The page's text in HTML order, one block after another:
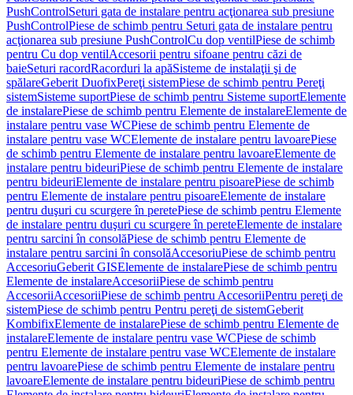
PushControlSeturi gata de instalare pentru acţionarea sub presiune
PushControlPiese de schimb pentru Seturi gata de instalare pentru
acţionarea sub presiune PushControlCu dop ventilPiese de schimb
pentru Cu dop ventilAccesorii pentru sifoane pentru căzi de
baieSeturi racordRacorduri la apăSisteme de instalaţii şi de
spălareGeberit DuofixPereţi sistemPiese de schimb pentru Pereţi
sistemSisteme suportPiese de schimb pentru Sisteme suportElemente
de instalarePiese de schimb pentru Elemente de instalareElemente de
instalare pentru vase WCPiese de schimb pentru Elemente de
instalare pentru vase WCElemente de instalare pentru lavoarePiese
de schimb pentru Elemente de instalare pentru lavoareElemente de
instalare pentru bideuriPiese de schimb pentru Elemente de instalare
pentru bideuriElemente de instalare pentru pisoarePiese de schimb
pentru Elemente de instalare pentru pisoareElemente de instalare
pentru duşuri cu scurgere în peretePiese de schimb pentru Elemente
de instalare pentru duşuri cu scurgere în pereteElemente de instalare
pentru sarcini în consolăPiese de schimb pentru Elemente de
instalare pentru sarcini în consolăAccesoriuPiese de schimb pentru
AccesoriuGeberit GISElemente de instalarePiese de schimb pentru
Elemente de instalareAccesoriiPiese de schimb pentru
AccesoriiAccesoriiPiese de schimb pentru AccesoriiPentru pereţi de
sistemPiese de schimb pentru Pentru pereţi de sistemGeberit
KombifixElemente de instalarePiese de schimb pentru Elemente de
instalareElemente de instalare pentru vase WCPiese de schimb
pentru Elemente de instalare pentru vase WCElemente de instalare
pentru lavoarePiese de schimb pentru Elemente de instalare pentru
lavoareElemente de instalare pentru bideuriPiese de schimb pentru